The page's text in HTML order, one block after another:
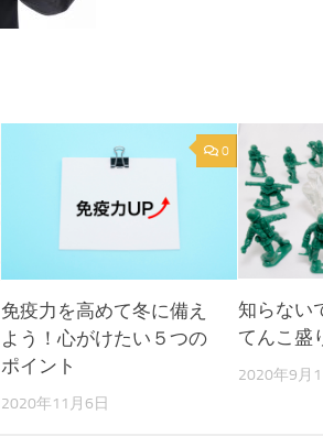
0
免疫力を高めて冬に備え
よう！心がけたい５つの
ポイント
2020年11月6日
知らない
てんこ盛
2020年9月